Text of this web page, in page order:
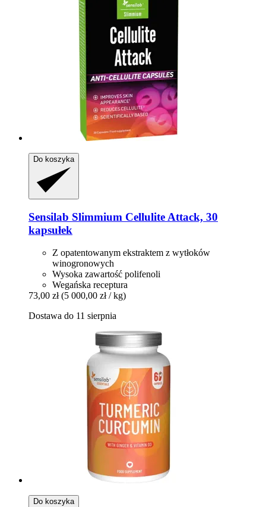
Do koszyka
Sensilab Slimmium Cellulite Attack, 30
kapsułek
Z opatentowanym ekstraktem z wytłoków
winogronowych
Wysoka zawartość polifenoli
Wegańska receptura
73,00 zł (5 000,00 zł / kg)
Dostawa do 11 sierpnia
Do koszyka